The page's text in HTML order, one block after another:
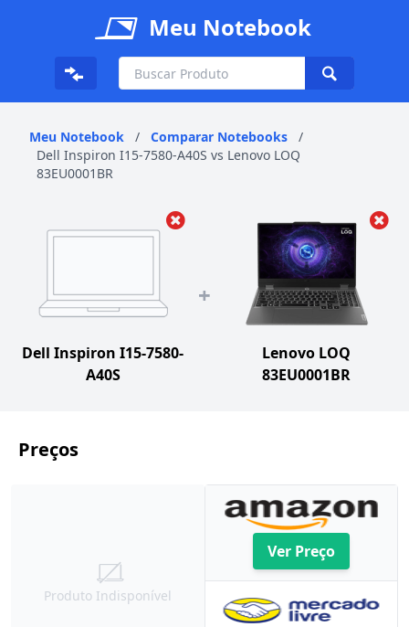
Meu Notebook
Meu Notebook / Comparar Notebooks
/
Dell Inspiron I15-7580-A40S vs Lenovo LOQ
83EU0001BR
Dell Inspiron I15-7580-
A40S
+
Lenovo LOQ
83EU0001BR
Preços
Produto Indisponível
Ver Preço